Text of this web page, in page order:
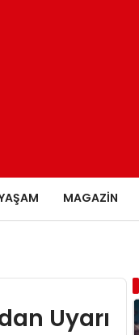
MAGAZIN
Uyarı